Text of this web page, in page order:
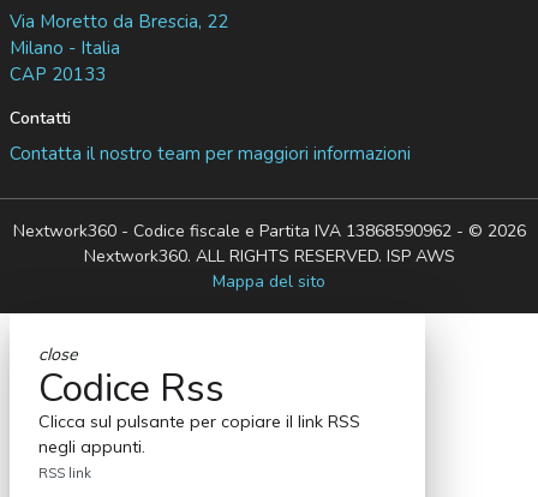
Via Moretto da Brescia, 22
Milano - Italia
CAP 20133
Contatti
Contatta il nostro team per maggiori informazioni
Nextwork360 - Codice fiscale e Partita IVA 13868590962 - © 2026
Nextwork360. ALL RIGHTS RESERVED. ISP AWS
Mappa del sito
close
Codice Rss
Clicca sul pulsante per copiare il link RSS
negli appunti.
RSS link